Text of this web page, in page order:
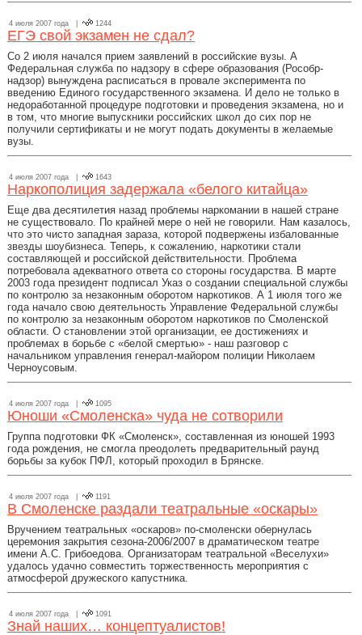
4 июля 2007 года | 1244
ЕГЭ свой экзамен не сдал?
Со 2 июля начался прием заявлений в российские вузы. А
Федеральная служба по надзору в сфере образования (Рособр-
надзор) вынуждена расписаться в провале эксперимента по
введению Единого государственного экзамена. И дело не только в
недоработанной процедуре подготовки и проведения экзамена, но и
в том, что многие выпускники российских школ до сих пор не
получили сертификаты и не могут подать документы в желаемые
вузы.
4 июля 2007 года | 1643
Наркополиция задержала «белого китайца»
Еще два десятилетия назад проблемы наркомании в нашей стране
не существовало. По крайней мере о ней не говорили. Нам казалось,
что это чисто западная зараза, которой подвержены избалованные
звезды шоубизнеса. Теперь, к сожалению, наркотики стали
составляющей и российской действительности. Проблема
потребовала адекватного ответа со стороны государства. В марте
2003 года президент подписал Указ о создании специальной службы
по контролю за незаконным оборотом наркотиков. А 1 июля того же
года начало свою деятельность Управление Федеральной службы
по контролю за незаконным оборотом наркотиков по Смоленской
области. О становлении этой организации, ее достижениях и
проблемах в борьбе с «белой смертью» - наш разговор с
начальником управления генерал-майором полиции Николаем
Черноусовым.
4 июля 2007 года | 1095
Юноши «Смоленска» чуда не сотворили
Группа подготовки ФК «Смоленск», составленная из юношей 1993
года рождения, не смогла преодолеть предварительный раунд
борьбы за кубок ПФЛ, который проходил в Брянске.
4 июля 2007 года | 1191
В Смоленске раздали театральные «оскары»
Вручением театральных «оскаров» по-смоленски обернулась
церемония закрытия сезона-2006/2007 в драматическом театре
имени А.С. Грибоедова. Организаторам театральной «Веселухи»
удалось удачно совместить торжественность мероприятия с
атмосферой дружеского капустника.
4 июля 2007 года | 1091
Знай наших… концептуалистов!